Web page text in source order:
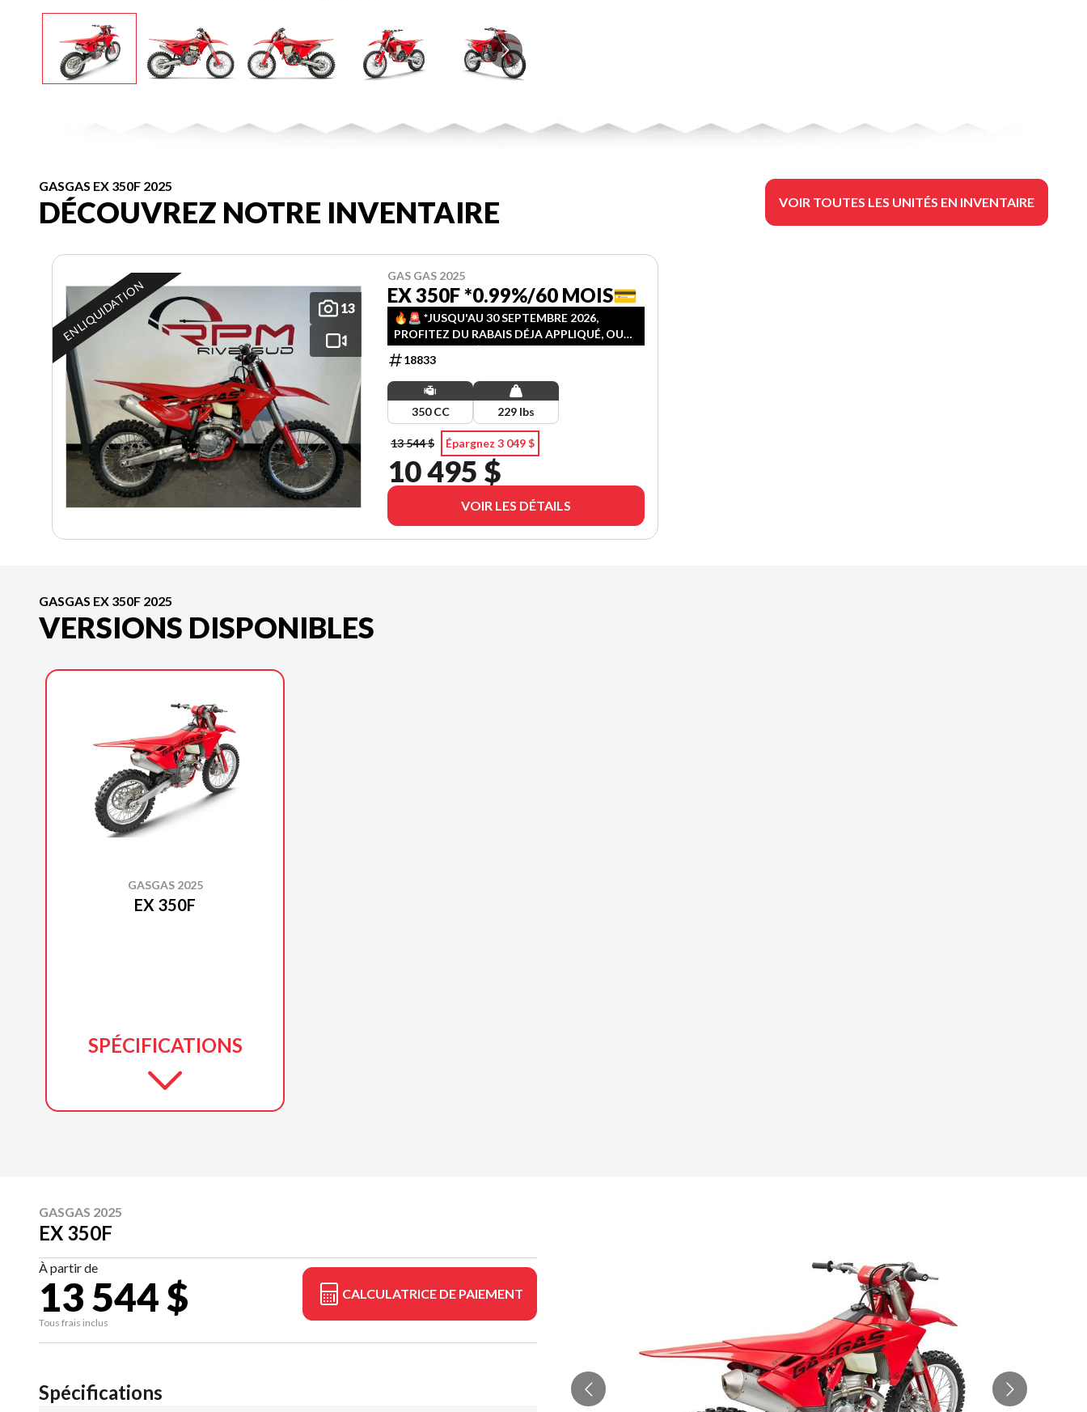
GASGAS EX 350F 2025
DÉCOUVREZ NOTRE INVENTAIRE VOIR TOUTES LES UNITÉS EN INVENTAIRE
13
EN LIQUIDATION
GAS GAS 2025
EX 350F *0.99%/60 MOIS💳
🔥🚨️ *JUSQU'AU 30 SEPTEMBRE 2026,
PROFITEZ DU RABAIS DÉJA APPLIQUÉ, OU
AJOUTEZ 1000$ ET PROFITEZ D'UN PLAN DE
FINANCEMENT À 0.99% SUR 60 MOIS!! 🚨️🔥
18833
350 CC 229 lbs
13 544 $ Épargnez 3 049 $
10 495 $
VOIR LES DÉTAILS
GASGAS EX 350F 2025
VERSIONS DISPONIBLES
GASGAS 2025
EX 350F
SPÉCIFICATIONS
GASGAS 2025
EX 350F
À partir de
13 544 $
Tous frais inclus
CALCULATRICE DE PAIEMENT
Spécifications